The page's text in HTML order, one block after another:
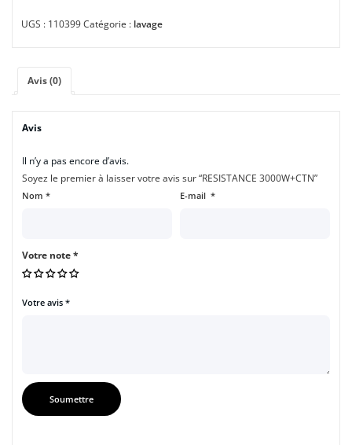
UGS : 110399Catégorie : lavage
Avis (0)
Avis
Il n’y a pas encore d’avis.
Soyez le premier à laisser votre avis sur “RESISTANCE 3000W+CTN”
Nom * E-mail *
Votre note*
Votre avis *